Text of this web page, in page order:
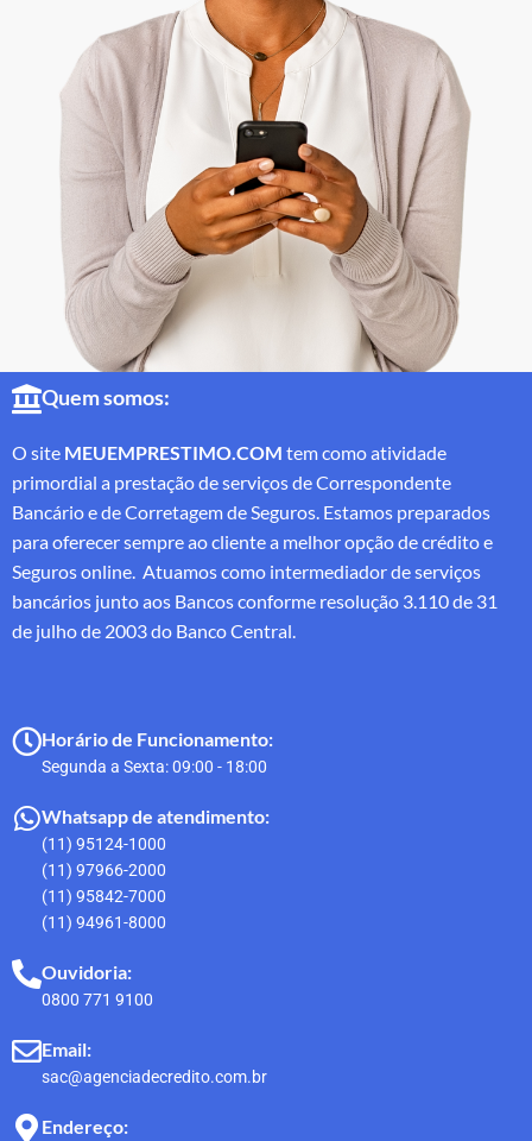
Quem somos:
O site MEUEMPRESTIMO.COM tem como atividade
primordial a prestação de serviços de Correspondente
Bancário e de Corretagem de Seguros. Estamos preparados
para oferecer sempre ao cliente a melhor opção de crédito e
Seguros online. Atuamos como intermediador de serviços
bancários junto aos Bancos conforme resolução 3.110 de 31
de julho de 2003 do Banco Central.
Horário de Funcionamento:
Segunda a Sexta: 09:00 - 18:00
Whatsapp de atendimento:
(11) 95124-1000
(11) 97966-2000
(11) 95842-7000
(11) 94961-8000
Ouvidoria:
0800 771 9100
Email:
sac@agenciadecredito.com.br
Endereço: